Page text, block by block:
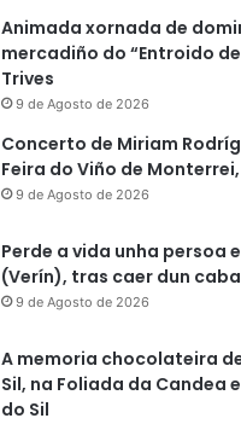
Animada xornada de
mercadiño do “Entroido
Trives
9 de Agosto de 2026
Concerto de Miriam
Feira do Viño de
9 de Agosto de 2026
Perde a vida unha persoa
(Verín), tras caer dun
9 de Agosto de 2026
A memoria chocolateira
Sil, na Foliada da Candea
do Sil